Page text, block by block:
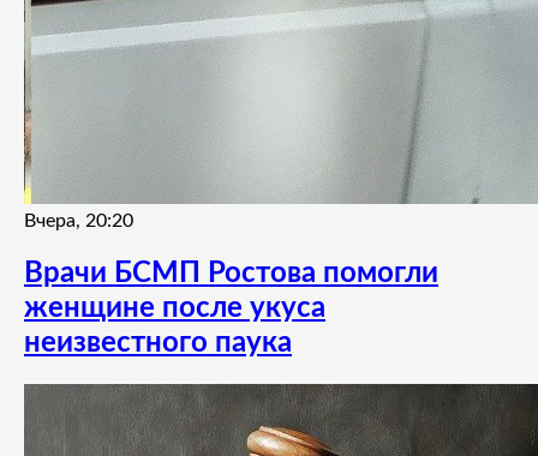
Вчера, 20:20
Врачи БСМП Ростова помогли
женщине после укуса
неизвестного паука